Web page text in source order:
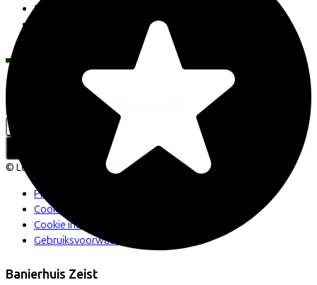
Banierhuis Zeist
Stadsfietsen
LinkedIn Instagram
© Lease a Bike. All Rights Reserved.
Privacy statement
Cookie statement
Cookie instellingen
Gebruiksvoorwaarden